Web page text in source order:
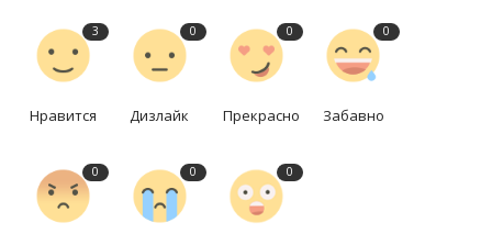
3
Нравится
0
Дизлайк
0
Прекрасно
0
Забавно
0 0 0